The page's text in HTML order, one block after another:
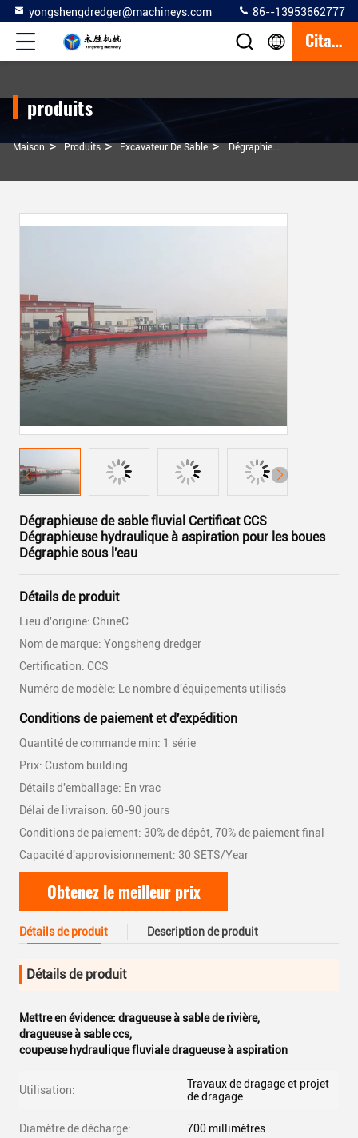
yongshengdredger@machineys.com 86--13953662777
Citation
produits
Maison > Produits > Excavateur De Sable > Dégraphieuse De Sable Fluvial Certificat CCS Dégraphieuse Hydraulique À Aspiration Pour Les Boues Dégraphie Sous L'eau
Dégraphieuse de sable fluvial Certificat CCS
Dégraphieuse hydraulique à aspiration pour les boues
Dégraphie sous l'eau
Détails de produit
Lieu d'origine: ChineC
Nom de marque: Yongsheng dredger
Certification: CCS
Numéro de modèle: Le nombre d'équipements utilisés
Conditions de paiement et d'expédition
Quantité de commande min: 1 série
Prix: Custom building
Détails d'emballage: En vrac
Délai de livraison: 60-90 jours
Conditions de paiement: 30% de dépôt, 70% de paiement final
Capacité d'approvisionnement: 30 SETS/Year
Obtenez le meilleur prix
Détails de produit Description de produit
Détails de produit
Mettre en évidence: dragueuse à sable de rivière,
dragueuse à sable ccs,
coupeuse hydraulique fluviale dragueuse à aspiration
Utilisation:
Travaux de dragage et projet
de dragage
Diamètre de décharge: 700 millimètres